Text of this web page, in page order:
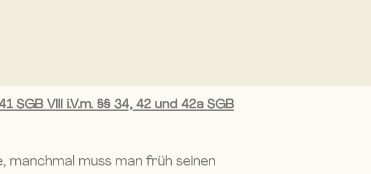
VIII i.V.m. §§ 34, 42 und 42a SGB
manchmal muss man früh seinen